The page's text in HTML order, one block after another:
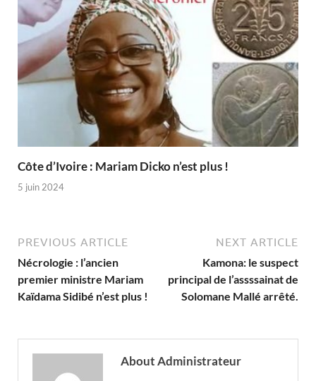
Côte d’Ivoire : Mariam Dicko n’est plus !
5 juin 2024
PREVIOUS ARTICLE
Nécrologie : l’ancien
premier ministre Mariam
Kaïdama Sidibé n’est plus !
NEXT ARTICLE
Kamona: le suspect
principal de l’assssainat de
Solomane Mallé arrêté.
About Administrateur